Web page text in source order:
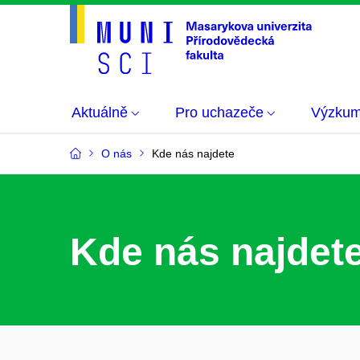
Aktuálně Pro uchazeče
O nás Kde nás najdete
Kde nás